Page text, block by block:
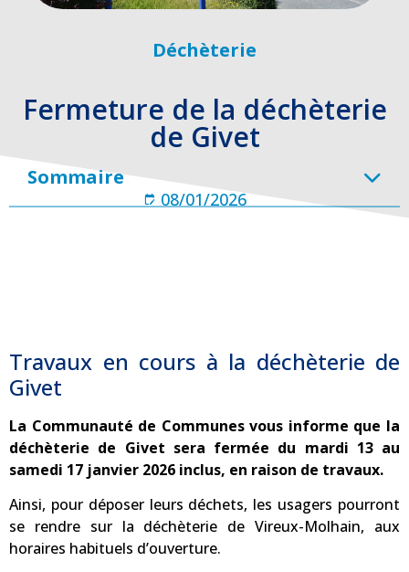
Déchèterie
Fermeture de la déchèterie
de Givet
08/01/2026
Sommaire
Travaux en cours à la déchèterie de
Givet
La Communauté de Communes vous informe que la
déchèterie de Givet sera fermée du mardi 13 au
samedi 17 janvier 2026 inclus, en raison de travaux.
Ainsi, pour déposer leurs déchets, les usagers pourront
se rendre sur la déchèterie de Vireux-Molhain, aux
horaires habituels d’ouverture.